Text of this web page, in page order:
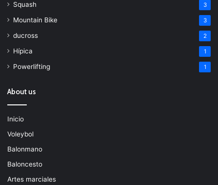
Squash 3
Mountain Bike 3
ducross 2
Hípica 1
Powerlifting 1
About us
Inicio
Voleybol
Balonmano
Baloncesto
Artes marciales